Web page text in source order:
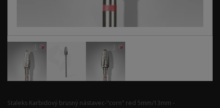
Staleks Karbidový brusný nástavec-"corn" red 5mm/13mm -